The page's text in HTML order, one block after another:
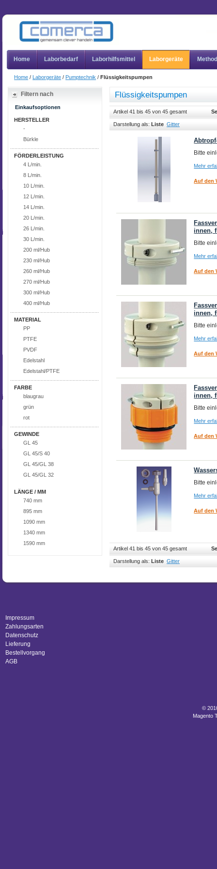
Home Laborbedarf Laborhilfsmittel Laborgeräte
Home / Laborgeräte / Pumptechnik /Flüssigkeitspumpen
Flüssigkeitspumpen
Artikel 41 bis 45 von 45 gesamt
Darstellung als: Liste Gitter
Bitte
Mehr
Auf den
innen,
Bitte
Mehr
Auf den
innen,
Bitte
Mehr
Auf den
innen,
Bitte
Mehr
Auf den
Bitte
Mehr
Auf den
Artikel 41 bis 45 von 45 gesamt
Darstellung als: Liste Gitter
Filtern nach
Einkaufsoptionen
HERSTELLER
-
Bürkle
FÖRDERLEISTUNG
4 L/min.
8 L/min.
10 L/min.
12 L/min.
14 L/min.
20 L/min.
26 L/min.
30 L/min.
200 ml/Hub
230 ml/Hub
260 ml/Hub
270 ml/Hub
300 ml/Hub
400 ml/Hub
MATERIAL
PP
PTFE
PVDF
Edelstahl
Edelstahl/PTFE
FARBE
blaugrau
grün
rot
GEWINDE
GL 45
GL 45/S 40
GL 45/GL 38
GL 45/GL 32
LÄNGE / MM
740 mm
895 mm
1090 mm
1340 mm
1590 mm
Impressum
Zahlungsarten
Datenschutz
Lieferung
Bestellvorgang
AGB
©
Magento